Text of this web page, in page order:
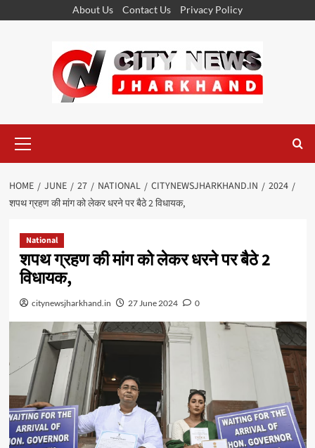
About Us Contact Us Privacy Policy
Menu
HOME JUNE 27 NATIONAL CITYNEWSJHARKHAND.IN
2024
शपथ ग्रहण की मांग को लेकर धरने पर बैठे 2 विधायक,
National
शपथ ग्रहण की मांग को लेकर धरने पर बैठे 2
विधायक,
citynewsjharkhand.in 27 June 2024 0